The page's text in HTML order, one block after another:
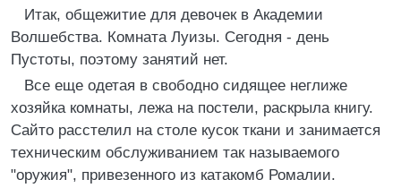
Итак, общежитие для девочек в Академии
Волшебства. Комната Луизы. Сегодня - день
Пустоты, поэтому занятий нет.
Все еще одетая в свободно сидящее неглиже
хозяйка комнаты, лежа на постели, раскрыла книгу.
Сайто расстелил на столе кусок ткани и занимается
техническим обслуживанием так называемого
"оружия", привезенного из катакомб Ромалии.